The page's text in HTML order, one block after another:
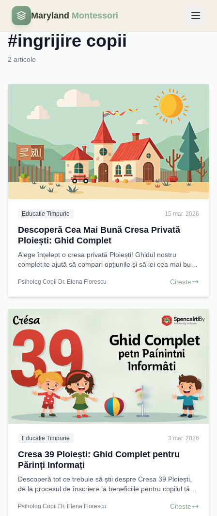
Maryland Montessori
Eticheta
#ingrijire copii
2 articole
Educatie Timpurie 15 mar. 2026
Descoperă Cea Mai Bună Cresa Privată
Ploiești: Ghid Complet
Alege înțelept o cresa privată Ploiești! Ghidul nostru
complet te ajută să compari opțiunile și să iei cea mai bună
Psiholog Copii Dr. Elena Florescu Citeste
Educatie Timpurie 3 mar. 2026
Cresa 39 Ploiești: Ghid Complet pentru
Părinți Informați
Descoperă tot ce trebuie să știi despre Cresa 39 Ploiești,
de la procesul de înscriere la beneficiile pentru copilul tău.
Psiholog Copii Dr. Elena Florescu Citeste